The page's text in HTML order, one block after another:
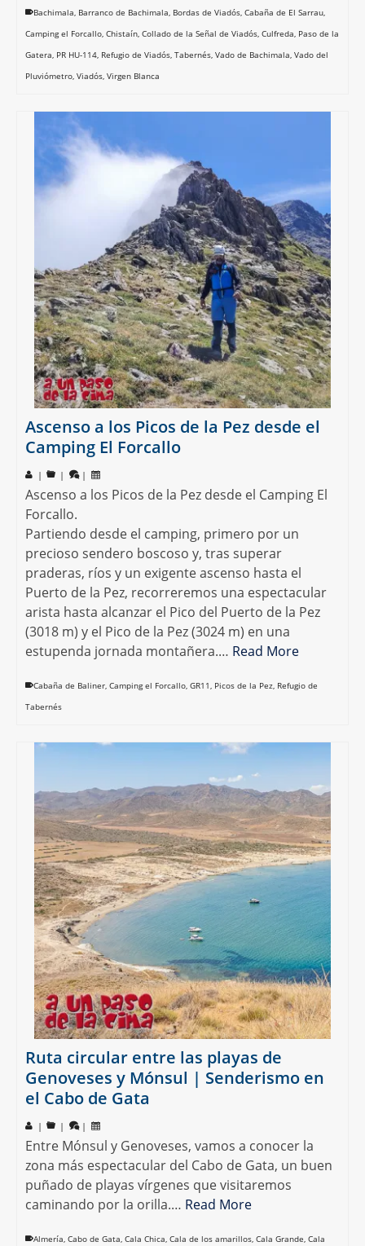
Bachimala, Barranco de Bachimala, Bordas de Viadós, Cabaña de El Sarrau,
Camping el Forcallo, Chistaín, Collado de la Señal de Viadós, Culfreda, Paso de la
Gatera, PR HU-114, Refugio de Viadós, Tabernés, Vado de Bachimala, Vado del
Pluviómetro, Viadós, Virgen Blanca
Ascenso a los Picos de la Pez desde el
Camping El Forcallo
| | |
Ascenso a los Picos de la Pez desde el Camping El
Forcallo.
Partiendo desde el camping, primero por un
precioso sendero boscoso y, tras superar
praderas, ríos y un exigente ascenso hasta el
Puerto de la Pez, recorreremos una espectacular
arista hasta alcanzar el Pico del Puerto de la Pez
(3018 m) y el Pico de la Pez (3024 m) en una
estupenda jornada montañera.… Read More
Cabaña de Baliner, Camping el Forcallo, GR11, Picos de la Pez, Refugio de
Tabernés
Ruta circular entre las playas de
Genoveses y Mónsul | Senderismo en
el Cabo de Gata
| | |
Entre Mónsul y Genoveses, vamos a conocer la
zona más espectacular del Cabo de Gata, un buen
puñado de playas vírgenes que visitaremos
caminando por la orilla.… Read More
Almería, Cabo de Gata, Cala Chica, Cala de los amarillos, Cala Grande, Cala